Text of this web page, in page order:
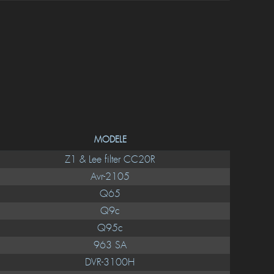
MODELE
Z1 & Lee filter CC20R
Avr-2105
Q65
Q9c
Q95c
963 SA
DVR-3100H